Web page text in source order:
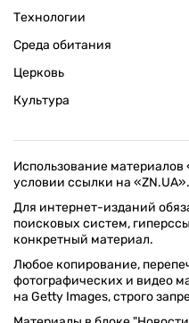
Технологии
Среда обитания
Церковь
Культура
Использование материалов
условии ссылки на «ZN.UA».
Для интернет-изданий
поисковых систем,
конкретный материал.
Любое копирование,
фотографических и видео
на Getty Images, строго